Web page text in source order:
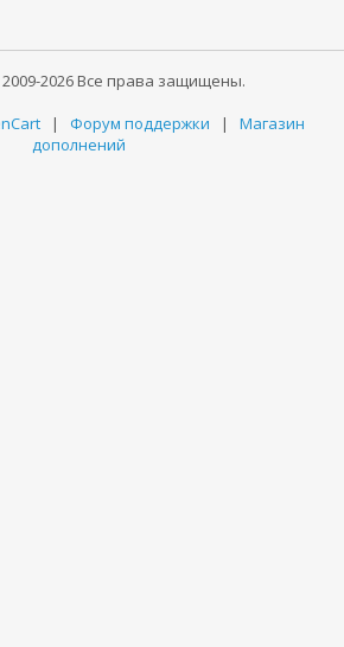
2026 Все права защищены.
| Форум поддержки | Магазин
дополнений